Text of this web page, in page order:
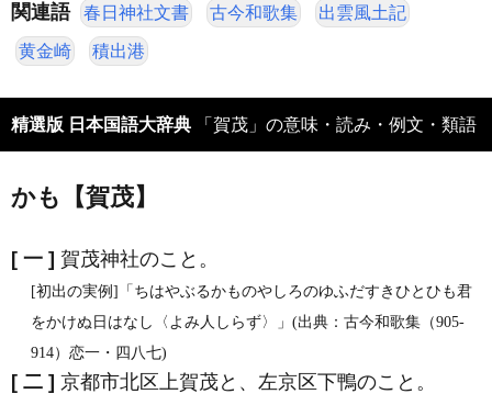
関連語 春日神社文書 古今和歌集 出雲風土記
黄金崎 積出港
精選版 日本国語大辞典 「賀茂」の意味・読み・例文・類語
かも【賀茂】
[ 一 ] 賀茂神社のこと。
[初出の実例]「ちはやぶるかものやしろのゆふだすきひとひも君
をかけぬ日はなし〈よみ人しらず〉」(出典：古今和歌集（905‐
914）恋一・四八七)
[ 二 ] 京都市北区上賀茂と、左京区下鴨のこと。